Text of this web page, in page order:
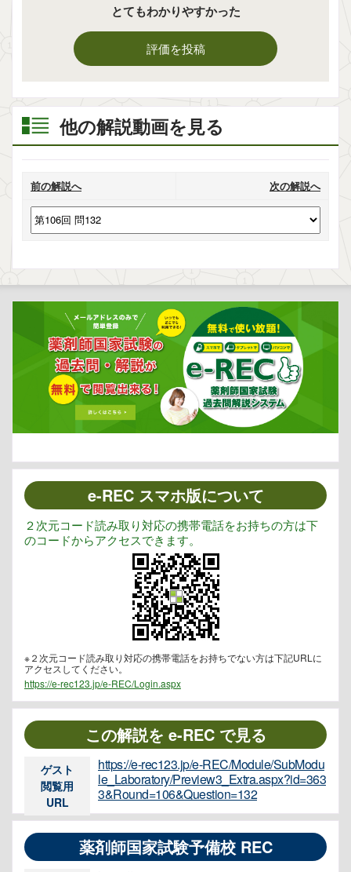
とてもわかりやすかった
評価を投稿
他の解説動画を見る
前の解説へ 次の解説へ
e-REC スマホ版について
２次元コード読み取り対応の携帯電話をお持ちの方は下
のコードからアクセスできます。
※２次元コード読み取り対応の携帯電話をお持ちでない方は下記URLに
アクセスしてください。
https://e-rec123.jp/e-REC/Login.aspx
この解説を e-REC で見る
ゲスト
閲覧用
URL
https://e-rec123.jp/e-REC/Module/SubModu
le_Laboratory/Preview3_Extra.aspx?id=363
3&Round=106&Question=132
薬剤師国家試験予備校 REC